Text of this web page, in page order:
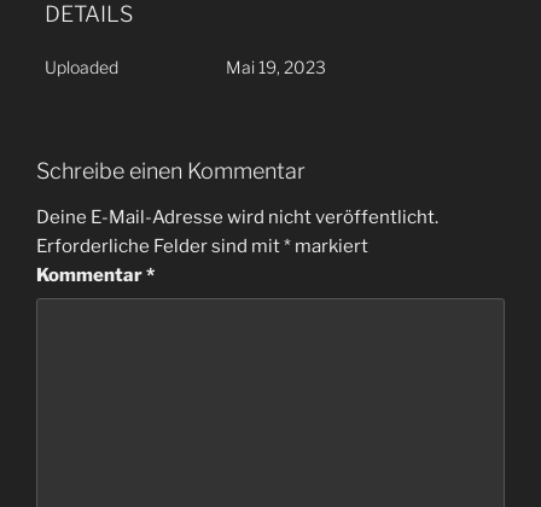
DETAILS
Uploaded Mai 19, 2023
Schreibe einen Kommentar
Deine E-Mail-Adresse wird nicht veröffentlicht.
Erforderliche Felder sind mit* markiert
Kommentar*